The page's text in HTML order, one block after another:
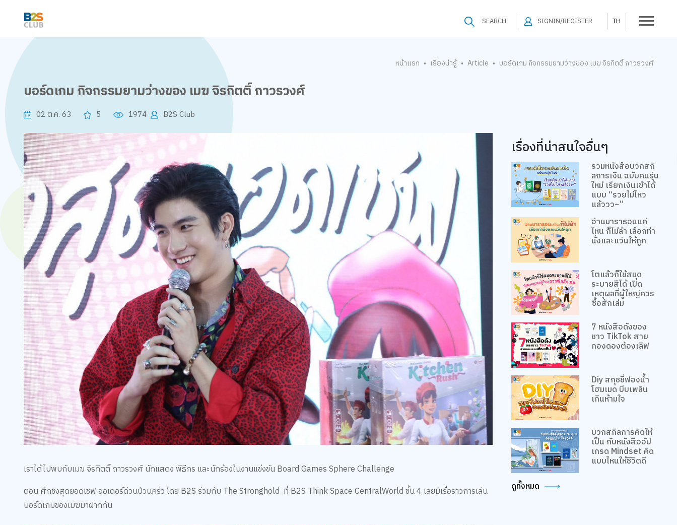
SEARCH SIGNIN/REGISTER TH
หน้าแรก • เรื่องน่ารู้ • Article • บอร์ดเกม กิจกรรมยามว่างของ เมฆ จิรกิตติ์ ถาวรวงศ์
บอร์ดเกม กิจกรรมยามว่างของ เมฆ จิรกิตติ์ ถาวรวงศ์
02 ต.ค. 63 5 1974 B2S Club
เราได้ไปพบกับเมฆ จิรกิตติ์ ถาวรวงศ์ นักแสดง พิธีกร และนักร้องในงานแข่งขัน Board Games Sphere Challenge
ตอน ศึกชิงสุดยอดเชฟ ออเดอร์ด่วนป่วนครัว โดย B2S ร่วมกับ The Stronghold ที่ B2S Think Space CentralWorld ชั้น 4 เลยมีเรื่อราวการเล่น
บอร์ดเกมของเมฆมาฝากกัน
เรื่องที่น่าสนใจอื่นๆ
รวมหนังสือบวกสกิ
ลการเงิน ฉบับคนรุ่น
ใหม่ เรียกเงินเข้าได้
แบบ “รวยไม่ไหว
แล้ววว~”
อ่านมาราธอนแค่
ไหน ก็ไม่ล้า เลือกท่า
นั่งและแว่นให้ถูก
โตแล้วก็ใช้สมุด
ระบายสีได้ เปิด
เหตุผลที่ผู้ใหญ่ควร
ซื้อสักเล่ม
7 หนังสือดังของ
ชาว TikTok สาย
กองดองต้องเลิฟ
Diy สกุชชี่ฟองน้ำ
โฮมเมด บีบเพลิน
เกินห้ามใจ
บวกสกิลการคิดให้
เป็น กับหนังสืออัป
เกรด Mindset คิด
แบบไหนให้ชีวิตดี
ดูทั้งหมด